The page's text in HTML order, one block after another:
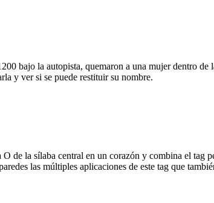
bajo la autopista, quemaron a una mujer dentro
y ver si se puede restituir su nombre.
de la sílaba central en un corazón y combina el tag
las múltiples aplicaciones de este tag que